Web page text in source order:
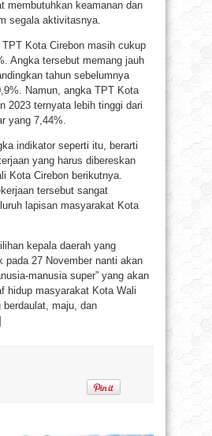
membutuhkan keamanan dan
segala aktivitasnya.
TPT Kota Cirebon masih cukup
Angka tersebut memang jauh
tahun sebelumnya
Namun, angka TPT Kota
2023 ternyata lebih tinggi dari
yang 7,44%.
indikator seperti itu, berarti
yang harus dibereskan
Kota Cirebon berikutnya.
tersebut sangat
lapisan masyarakat Kota
kepala daerah yang
pada 27 November nanti akan
manusia super” yang akan
hidup masyarakat Kota Wali
maju, dan